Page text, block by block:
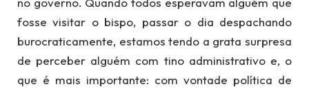
fosse visitar o bispo, passar o dia despachando
burocraticamente, estamos tendo a grata surpresa
de perceber alguém com tino administrativo e, o
que é mais importante: com vontade política de